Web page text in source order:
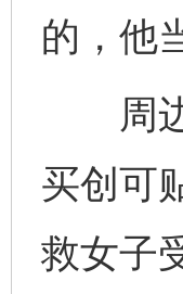
的，他
周边
买创可
救女子